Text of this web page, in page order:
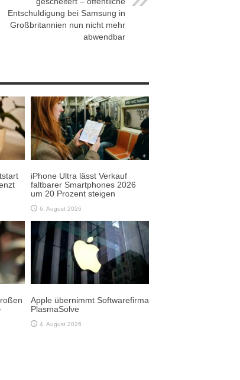
Entschuldigung bei Samsung in
Großbritannien nun nicht mehr
abwendbar
iPhone Ultra lässt Verkauf
faltbarer Smartphones 2026
um 20 Prozent steigen
6. August 2026
Apple übernimmt Softwarefirma
PlasmaSolve
4. August 2026